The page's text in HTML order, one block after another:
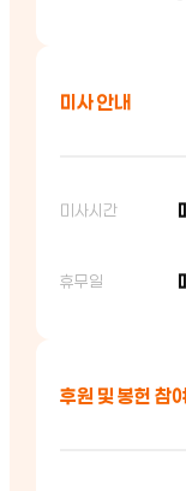
미사 안내
미사시간
휴무일
후원 및 봉헌 참